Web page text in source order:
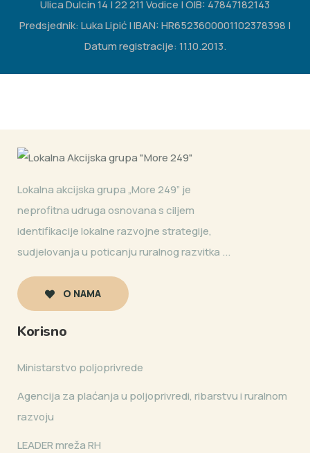
Ulica Dulcin 14 | 22 211 Vodice | OIB: 47847182143
Predsjednik: Luka Lipić | IBAN: HR6523600001102378398 |
Datum registracije: 11.10.2013.
Lokalna akcijska grupa „More 249” je
neprofitna udruga osnovana s ciljem
identifikacije lokalne razvojne strategije,
sudjelovanja u poticanju ruralnog razvitka ...
O NAMA
Korisno
Ministarstvo poljoprivrede
Agencija za plaćanja u poljoprivredi, ribarstvu i ruralnom
razvoju
LEADER mreža RH